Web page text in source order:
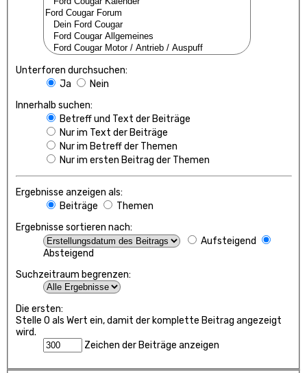
Unterforen durchsuchen:
Ja
Nein
Innerhalb suchen:
Betreff und Text der Beiträge
Nur im Text der Beiträge
Nur im Betreff der Themen
Nur im ersten Beitrag der Themen
Ergebnisse anzeigen als:
Beiträge
Themen
Ergebnisse sortieren nach:
Aufsteigend
Absteigend
Suchzeitraum begrenzen:
Die ersten:
Stelle 0 als Wert ein, damit der komplette Beitrag angezeigt
wird.
Zeichen der Beiträge anzeigen